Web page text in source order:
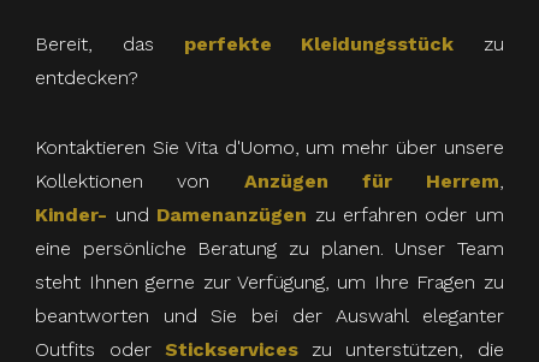
Bereit, das perfekte Kleidungsstück zu
entdecken?
Kontaktieren Sie Vita d'Uomo, um mehr über unsere
Kollektionen von Anzügen für Herrem
Kinder- und Damenanzügen zu erfahren oder um
eine persönliche Beratung zu planen. Unser Team
steht Ihnen gerne zur Verfügung, um Ihre Fragen zu
beantworten und Sie bei der Auswahl eleganter
Outfits oder Stickserviceszu unterstützen, die